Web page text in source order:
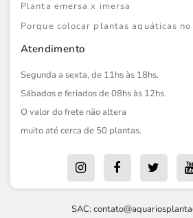
Planta emersa x imersa
Porque colocar plantas aquáticas
Atendimento
Segunda a sexta, de 11hs às 18hs.
Sábados e feriados de 08hs às 12hs.
O valor do frete não altera
muito até cerca de 50 plantas.
SAC: